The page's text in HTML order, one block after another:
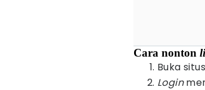
Cara nonton
Buka
Login